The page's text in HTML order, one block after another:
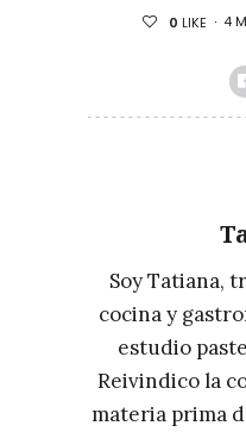
0 LIKE 4
Soy Tatiana,
cocina y
estudio
Reivindico la
materia prima